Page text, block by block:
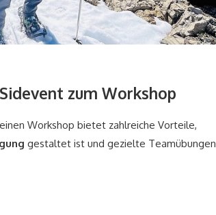
zum Workshop
Workshop bietet zahlreiche Vorteile,
gestaltet ist und gezielte Teamübungen